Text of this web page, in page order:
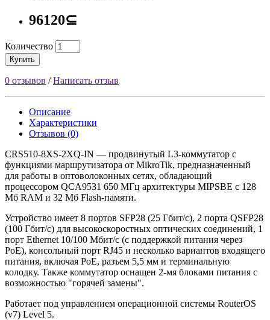
96120⊆
Количество
Купить
0 отзывов /Написать отзыв
Описание
Характеристики
Отзывов (0)
CRS510-8XS-2XQ-IN — продвинутый L3-коммутатор с
функциями маршрутизатора от MikroTik, предназначенный
для работы в оптоволоконных сетях, обладающий
процессором QCA9531 650 МГц архитектуры MIPSBE с 128
Мб RAM и 32 Мб Flash-памяти.
Устройство имеет 8 портов SFP28 (25 Гбит/c), 2 порта QSFP28
(100 Гбит/c) для высокоскоростных оптических соединений, 1
порт Ethernet 10/100 Мбит/с (с поддержкой питания через
PoE), консольный порт RJ45 и несколько вариантов входящего
питания, включая PoE, разъем 5,5 мм и терминальную
колодку. Также коммутатор оснащен 2-мя блоками питания с
возможностью "горячей замены".
Работает под управлением операционной системы RouterOS
(v7) Level 5.